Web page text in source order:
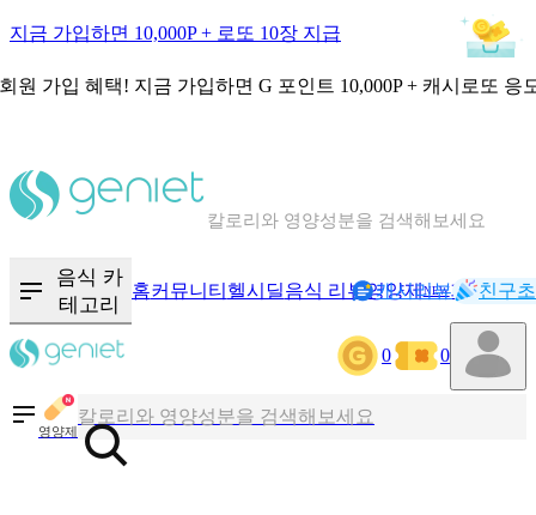
지금 가입하면 10,000P + 로또 10장 지급
원 가입 혜택! 지금 가입하면 G 포인트 10,000P + 캐시로또 응
칼로리와 영양성분을 검색해보세요
음식 카
테고리
홈커뮤니티 헬시딜음식 리뷰영양제NEW기록
캐시리뷰 친구
0 0
영양제
칼로리와 영양성분을 검색해보세요
혈당 · 다이어트 음식 검색해보세요